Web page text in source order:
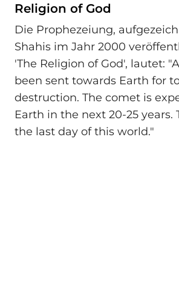
Religion of God
Die Prophezeiung,
Shahis im Jahr 2000
'The Religion of God', lautet:
been sent towards Earth for
destruction. The comet is
Earth in the next 20-25 years.
the last day of this world."